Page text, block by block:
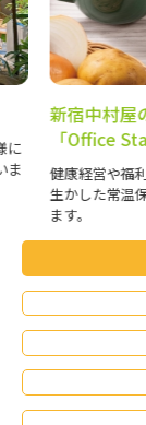
を
MARUDELI
東京、大手町
としたお弁当
ィス・ご自宅